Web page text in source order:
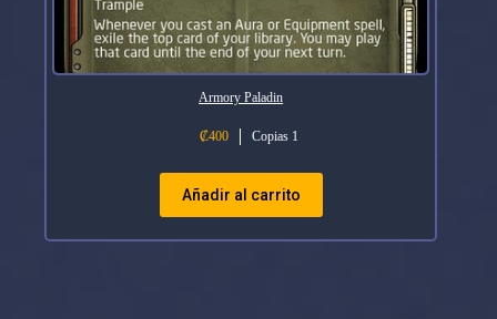
Armory Paladin
₡400 Copias 1
Añadir al carrito